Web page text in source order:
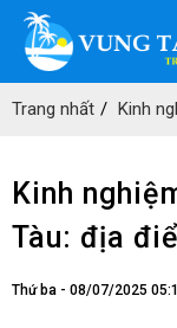
Trang nhất Kinh
Kinh
Tàu: địa
Thứ ba - 08/07/2025